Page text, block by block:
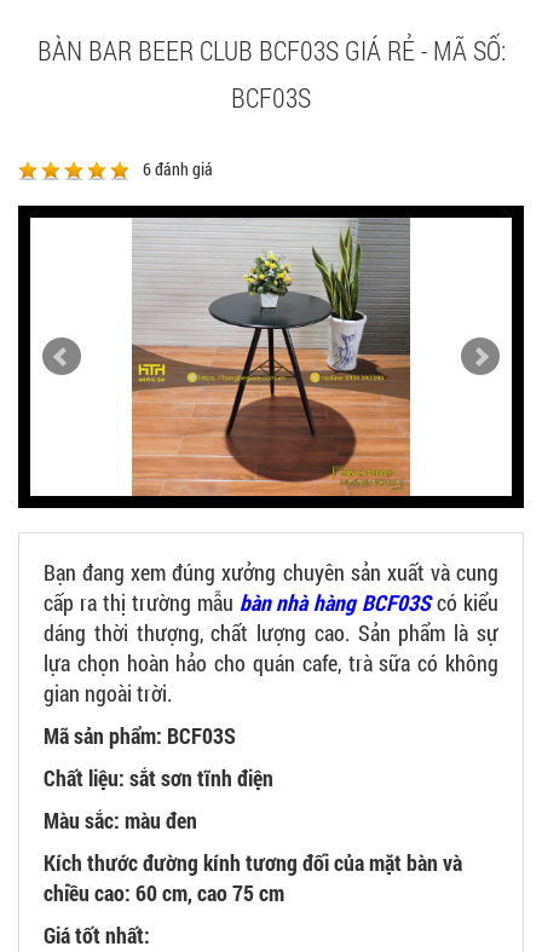
BÀN BAR BEER CLUB BCF03S GIÁ RẺ - MÃ SỐ:
BCF03S
6đánh giá
Bạn đang xem đúng xưởng chuyên sản xuất và cung
cấp ra thị trường mẫu bàn nhà hàng BCF03Scó kiểu
dáng thời thượng, chất lượng cao. Sản phẩm là sự
lựa chọn hoàn hảo cho quán cafe, trà sữa có không
gian ngoài trời.
Mã sản phẩm: BCF03S
Chất liệu: sắt sơn tĩnh điện
Màu sắc: màu đen
Kích thước đường kính tương đối của mặt bàn và
chiều cao: 60 cm, cao 75 cm
Giá tốt nhất: